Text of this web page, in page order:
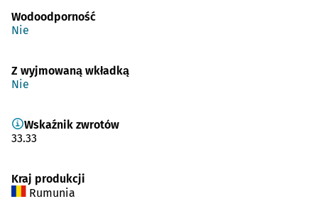
Wodoodporność
Nie
Z wyjmowaną wkładką
Nie
Wskaźnik zwrotów
33.33
Kraj produkcji
Rumunia